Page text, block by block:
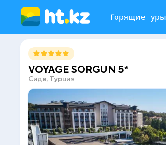
Горящие туры
VOYAGE SORGUN 5*
Сиде, Турция